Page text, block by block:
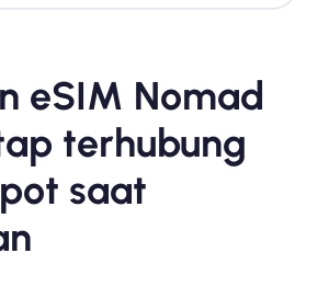
eSIM Nomad
terhubung
saat